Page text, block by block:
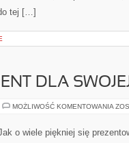
tej […]
DLA
MOŻLIWOŚĆ KOMENTOWANIA
o wiele piękniej się